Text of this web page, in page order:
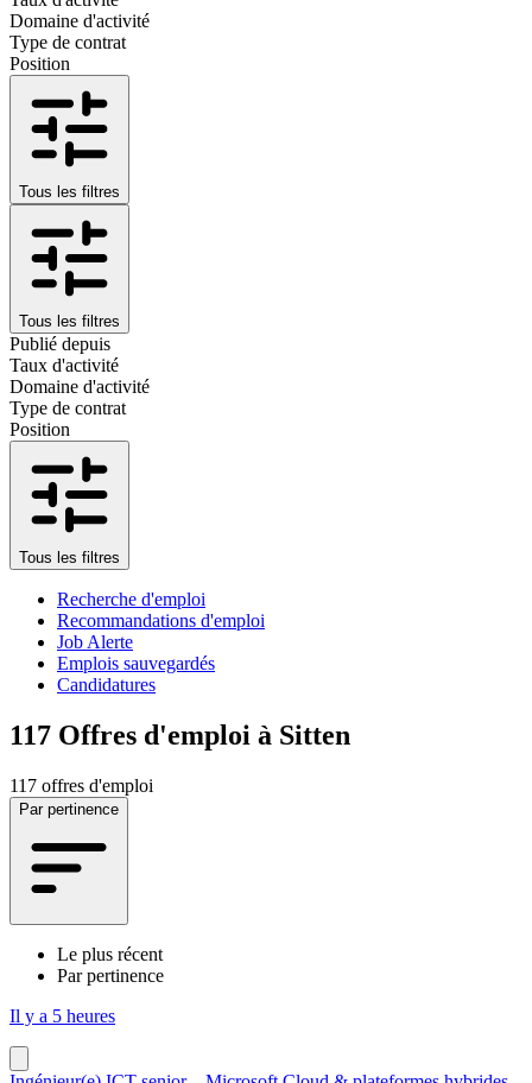
Domaine d'activité
Type de contrat
Position
Tous les filtres
Tous les filtres
Publié depuis
Taux d'activité
Domaine d'activité
Type de contrat
Position
Tous les filtres
Recherche d'emploi
Recommandations d'emploi
Job Alerte
Emplois sauvegardés
Candidatures
117 Offres d'emploi à Sitten
117 offres d'emploi
Par pertinence
Le plus récent
Par pertinence
Il y a 5 heures